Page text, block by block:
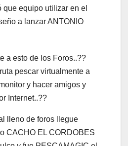
que equipo utilizar en el
a lanzar ANTONIO
a esto de los Foros..??
pescar virtualmente a
y hacer amigos y
Internet..??
lleno de foros llegue
CACHO EL CORDOBES